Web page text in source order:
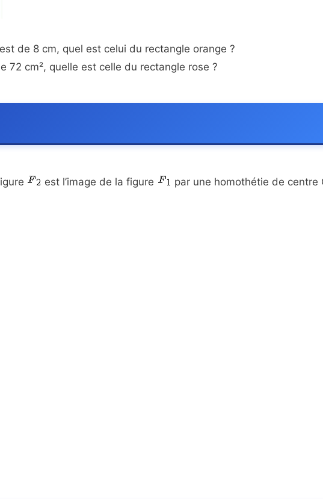
de 8 cm, quel est celui du rectangle orange ?
72 cm², quelle est celle du rectangle rose ?
est l’image de la figure par une homothétie de centre